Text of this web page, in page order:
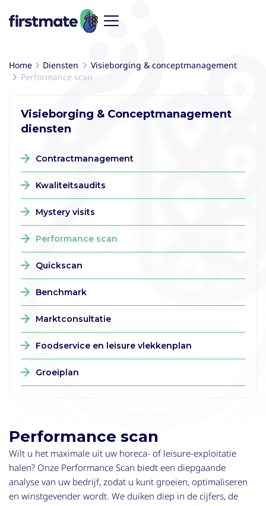
Home Diensten
Visieborging & conceptmanagement
Performance scan
Visieborging & Conceptmanagement
diensten
Contractmanagement
Kwaliteitsaudits
Mystery visits
Performance scan
Quickscan
Benchmark
Marktconsultatie
Foodservice en leisure vlekkenplan
Groeiplan
Performance scan
Wilt u het maximale uit uw horeca- of leisure-exploitatie
halen? Onze Performance Scan biedt een diepgaande
analyse van uw bedrijf, zodat u kunt groeien, optimaliseren
en winstgevender wordt. We duiken diep in de cijfers, de